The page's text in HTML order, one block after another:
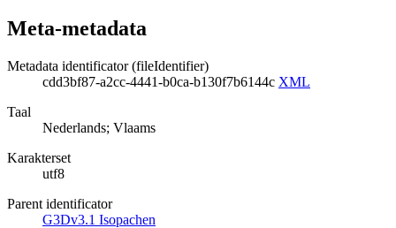
Meta-metadata
Metadata identificator (fileIdentifier)
cdd3bf87-a2cc-4441-b0ca-b130f7b6144c XML
Taal
Nederlands; Vlaams
Karakterset
utf8
Parent identificator
G3Dv3.1 Isopachen